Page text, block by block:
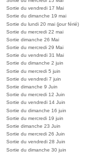
Sortie du vendredi 17 Mai
Sortie du dimanche 19 mai
Sortie du lundi 20 mai (jour férié)
Sortie du mercredi 22 mai
Sortie dimanche 26 Mai
Sortie du mercredi 29 Mai
Sortie du vendredi 31 Mai
Sortie du dimanche 2 juin
Sortie du mercredi 5 juin
Sortie du vendredi 7 juin
Sortie dimanche 9 Juin
Sortie du mercredi 12 Juin
Sortie du vendredi 14 Juin
Sortie du dimanche 16 juin
Sortie du mercredi 19 juin
Sortie dimanche 23 Juin
Sortie du mercredi 26 Juin
Sortie du vendredi 28 Juin
Sortie du dimanche 30 juin